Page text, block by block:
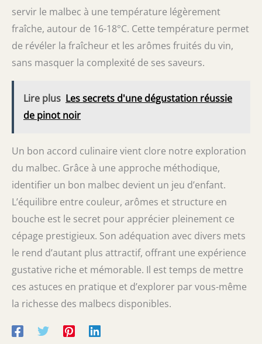
servir le malbec à une température légèrement
fraîche, autour de 16-18°C. Cette température permet
de révéler la fraîcheur et les arômes fruités du vin,
sans masquer la complexité de ses saveurs.
Lire plus Les secrets d'une dégustation réussie
de pinot noir
Un bon accord culinaire vient clore notre exploration
du malbec. Grâce à une approche méthodique,
identifier un bon malbec devient un jeu d’enfant.
L’équilibre entre couleur, arômes et structure en
bouche est le secret pour apprécier pleinement ce
cépage prestigieux. Son adéquation avec divers mets
le rend d’autant plus attractif, offrant une expérience
gustative riche et mémorable. Il est temps de mettre
ces astuces en pratique et d’explorer par vous-même
la richesse des malbecs disponibles.